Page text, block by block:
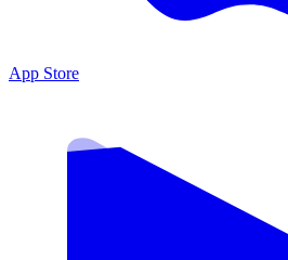
App Store